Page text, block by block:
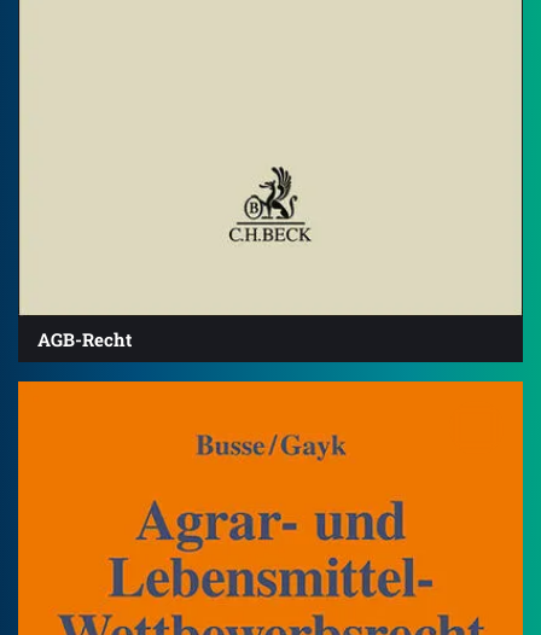
AGB-Recht